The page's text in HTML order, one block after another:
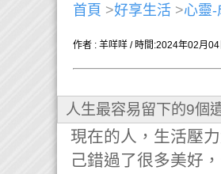
首頁 >好享生活 >心靈-
作者 : 羊咩咩 / 時間:2024年02月
人生最容易留下的9個
現在的人，生活壓
己錯過了很多美好